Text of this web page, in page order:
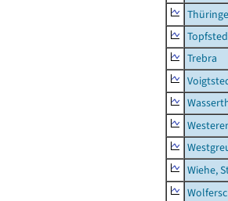
Trebra
Wiehe,